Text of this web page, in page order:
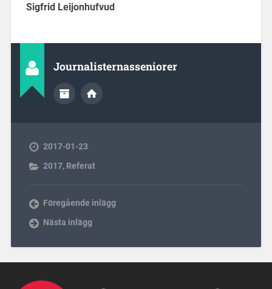
Sigfrid Leijonhufvud
Journalisternasseniorer
2017-01-23
2017, Referat
Föregående inlägg
Nästa inlägg